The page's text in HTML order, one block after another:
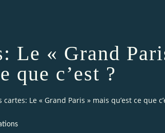
Le « Grand
que c’est ?
cartes: Le « Grand Paris » mais qu’est ce que